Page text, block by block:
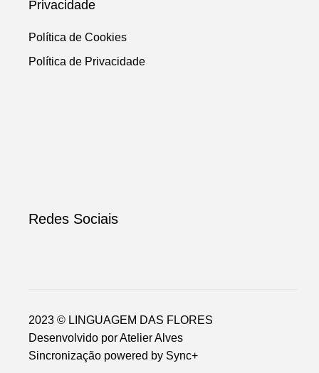
Privacidade
Política de Cookies
Política de Privacidade
Redes Sociais
2023 © LINGUAGEM DAS FLORES
Desenvolvido porAtelier Alves
Sincronização powered by Sync+